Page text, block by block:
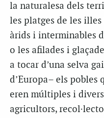
la naturalesa dels
les platges de les
àrids i interminables
o les afilades i
a tocar d’una selva
d’Europa– els pobles
eren múltiples i
agricultors,